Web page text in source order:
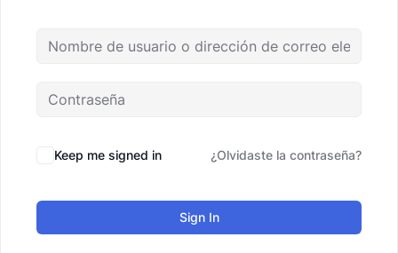
Keep me signed in ¿Olvidaste la contraseña?
Sign In